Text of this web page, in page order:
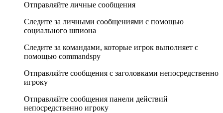
Отправляйте личные сообщения
Следите за личными сообщениями с помощью
социального шпиона
Следите за командами, которые игрок выполняет с
помощью commandspy
Отправляйте сообщения с заголовками непосредственно
игроку
Отправляйте сообщения панели действий
непосредственно игроку